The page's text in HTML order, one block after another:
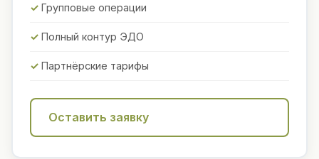
Групповые операции
Полный контур ЭДО
Партнёрские тарифы
Оставить заявку